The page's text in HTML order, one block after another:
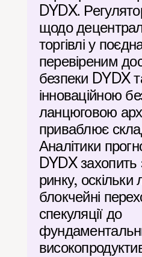
DYDX.
щодо
торгівлі у
перевіреним
безпеки DYDX
інноваційною
ланцюговою
приваблює
Аналітики
DYDX захопить
ринку,
блокчейні
спекуляції до